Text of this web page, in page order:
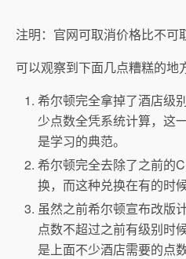
注明：官网可取消价格比不可
可以观察到下面几点糟糕的地
希尔顿完全拿掉了酒店级
少点数全凭系统计算，这
是学习的典范。
希尔顿完全去除了之前的
换，而这种兑换在有的时
虽然之前希尔顿宣布改版
点数不超过之前有级别时
是上面不少酒店需要的点